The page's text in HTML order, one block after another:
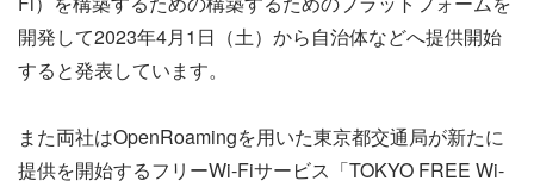
開発して2023年4月1日（土）から自治体などへ提供開始
すると発表しています。
また両社はOpenRoamingを用いた東京都交通局が新たに
提供を開始するフリーWi-Fiサービス「TOKYO FREE Wi-